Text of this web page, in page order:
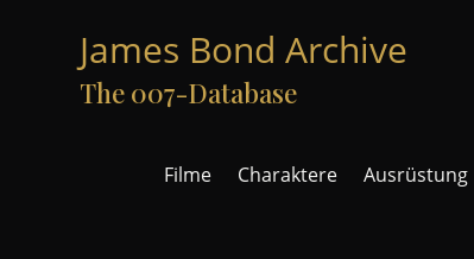
James Bond Archive
The 007-Database
Filme Charaktere Ausrüstung